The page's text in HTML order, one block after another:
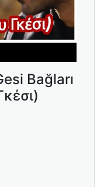
Bağları